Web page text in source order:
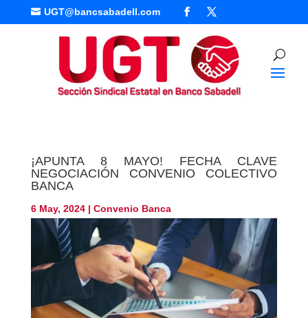
 UGT@bancsabadell.com
¡APUNTA 8 MAYO! FECHA CLAVE
NEGOCIACIÓN CONVENIO COLECTIVO
BANCA
6 May, 2024| Convenio Banca